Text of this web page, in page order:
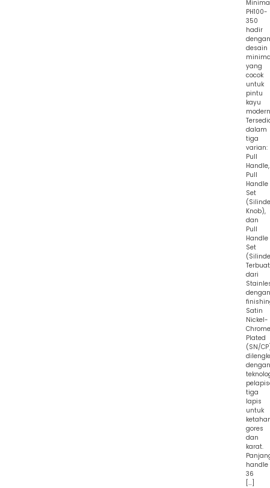
PH100-
350
hadir
dengan
desain
yang
cocok
untuk
pintu
kayu
dalam
tiga
varian:
Pull
Handle,
Pull
Handle
Set
Knob),
dan
Pull
Handle
Set
Terbuat
dari
dengan
Satin
Nickel-
Chrome
Plated
(SN/
dengan
tiga
lapis
untuk
gores
dan
karat.
handle
36
[…]